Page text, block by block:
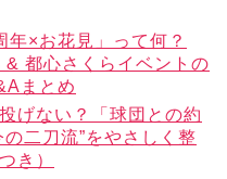
年×お花見」って何？
都心さくらイベントの
まとめ
げない？「球団との約
二刀流”をやさしく整
き）